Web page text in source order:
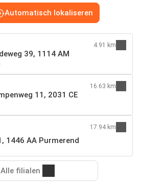
Automatisch lokaliseren
39, 1114 AM
4.91 km
11, 2031 CE
16.63 km
1446 AA Purmerend
17.94 km
Alle filialen